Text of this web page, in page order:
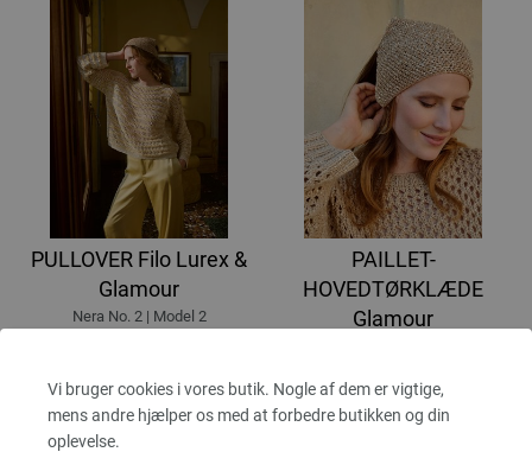
Vi bruger cookies i vores butik. Nogle af dem er vigtige,
mens andre hjælper os med at forbedre butikken og din
oplevelse.
PULLOVER Filo Lurex &
Glamour
Nera No. 2 | Model 2
forsendelsesomkostninger
PAILLET-
HOVEDTØRKLÆDE
Glamour
eks. moms, med tillæg af
forsendelsesomkostninger